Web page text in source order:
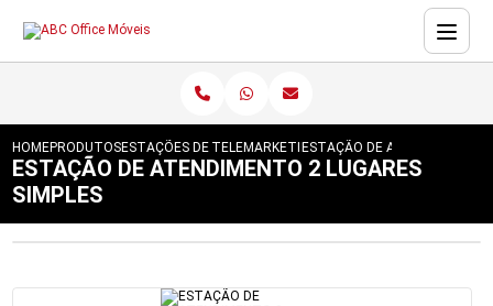
HOMEPRODUTOSESTAÇÕES DE TRABALHO
TELEMARKETINGESTAÇÃO DE ATENDIMENTO 2
ESTAÇÃO DE ATENDIMENTO 2 LUGARES
SIMPLES